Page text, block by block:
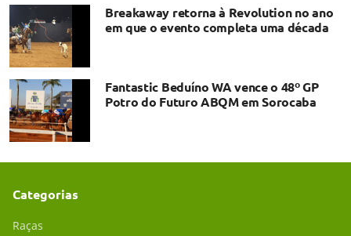
Breakaway retorna à Revolution no ano
em que o evento completa uma década
Fantastic Beduíno WA vence o 48º GP
Potro do Futuro ABQM em Sorocaba
Categorias
Raças